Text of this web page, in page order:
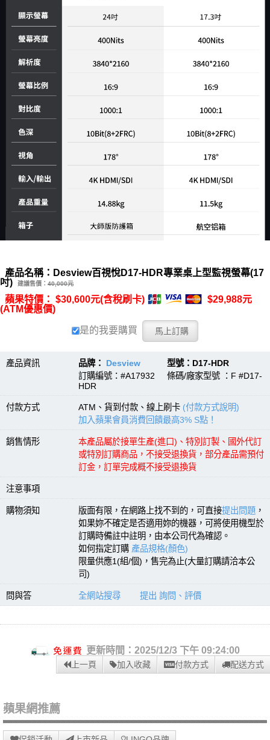
產品名稱：Desview百視悅D17-HDR專業桌上型監視螢幕(17
吋)
建議售價： 40,000元
蘋果特價： $30,600元(含稅刷卡)
$29,988元
(ATM優惠價)
是的我要購買
產品資訊 品牌： Desview 型號：D17-HDR
訂購編號：#A17932 條碼/廠家型號 ：F #D17-
HDR
付款方式 ATM、貨到付款、線上刷卡 (付款方式說明)
加入蘋果會員消費回饋最高3% S點！
銷售情形
本產品屬於接單生產(進口)、特別訂製、國外代訂
或特別訂購商品，不接受退換貨，部分產品需預付
訂金，訂單完成概不接受退換貨
注意事項
購物須知 版面有限，在網路上找不到的，可直接提出問題 ，
如果妳不確定是否適用妳的機器，可將使用機型於
訂購時備註中註明，由本公司代為確認。
如何指定訂購 產品規格(顏色)
限量供應1(組/個)，售完為止(大量訂購請洽本公
司)
問與答 全網站搜尋 提出 詢問、評價
更新時間：2025/12/3 下午 09:24:00
上一頁 加入收藏 付款方式 配送方式
蘋果網推薦